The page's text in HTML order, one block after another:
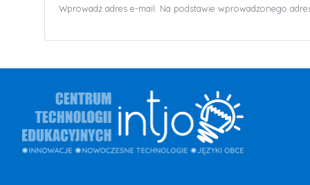
Wprowadż adres e-mail. Na podstawie wprowadzonego